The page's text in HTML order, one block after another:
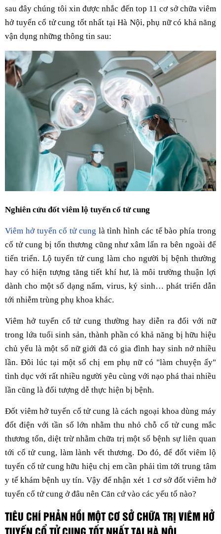
sau đây chúng tôi xin được nhắc đến top 11 cơ sở chữa viêm
hở tuyến cổ tử cung tốt nhất tại Hà Nội, phụ nữ có khả năng
vận dụng những thông tin sau:
Nghiên cứu đốt viêm lộ tuyến cổ tử cung
Viêm hở tuyến cổ tử cung là tình hình các tế bào phía trong
cổ tử cung bị tổn thương cũng như xâm lấn ra bên ngoài để
tiến triển. Lộ tuyến tử cung làm cho người bị bệnh thường
hay có hiện tượng tăng tiết khí hư, là môi trường thuận lợi
dành cho một số dạng nấm, virus, ký sinh… phát triển dẫn
tới nhiễm trùng phụ khoa khác.
Viêm hở tuyến cổ tử cung thường hay diễn ra đối với nữ
trong lứa tuổi sinh sản, thành phần có khả năng bị hữu hiệu
chủ yếu là một số nữ giới đã có gia đình hay sinh nở nhiều
lần. Đôi lúc tại một số chị em phụ nữ có "làm chuyện ấy"
tình dục với rất nhiều người yêu cùng với nạo phá thai nhiều
lần cũng là đối tượng dễ thực hiện bị bệnh.
Đốt viêm hở tuyến cổ tử cung là cách ngoại khoa dùng máy
đốt điện với tần số lớn nhằm thu nhỏ chỗ cổ tử cung mắc
thương tổn, diệt trừ nhằm chữa trị một số bệnh sự liên quan
tới cổ tử cung, làm lành vết thương. Do đó, để đốt viêm lộ
tuyến cổ tử cung hữu hiệu chị em cần phải tìm tới trung tâm
y tế khám bệnh uy tín. Vậy để nhận xét 1 cơ sở đốt viêm hở
tuyến cổ tử cung ở đâu nên Căn cứ vào các yếu tố nào?
TIÊU CHÍ PHẢN HỒI MỘT CƠ SỞ CHỮA TRỊ VIÊM HỞ